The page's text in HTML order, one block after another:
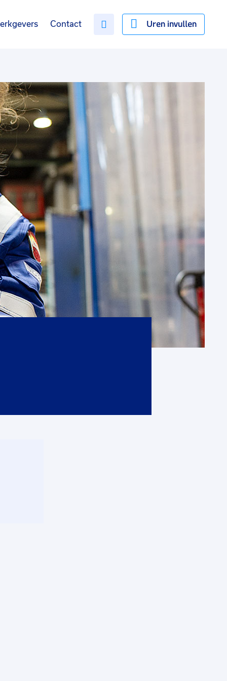
Uren invullen
Contact